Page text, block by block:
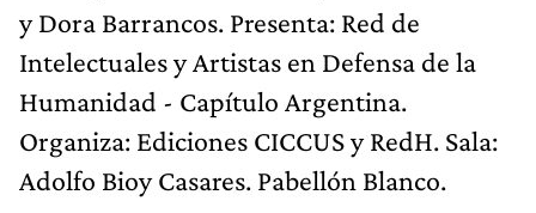
y Dora Barrancos. Presenta: Red de
Intelectuales y Artistas en Defensa de la
Humanidad - Capítulo Argentina.
Organiza: Ediciones CICCUS y RedH. Sala:
Adolfo Bioy Casares. Pabellón Blanco.